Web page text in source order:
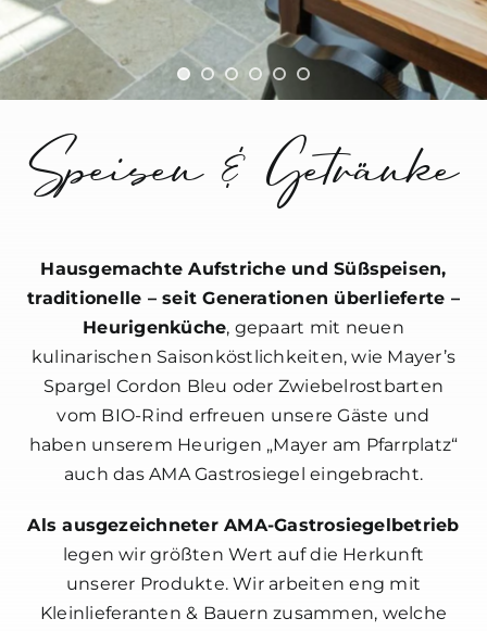
Speisen & Getränke
Hausgemachte Aufstriche und Süßspeisen,
traditionelle – seit Generationen überlieferte –
Heurigenküche, gepaart mit neuen
kulinarischen Saisonköstlichkeiten, wie Mayer’s
Spargel Cordon Bleu oder Zwiebelrostbarten
vom BIO-Rind erfreuen unsere Gäste und
haben unserem Heurigen „Mayer am Pfarrplatz“
auch das AMA Gastrosiegel eingebracht.
Als ausgezeichneter AMA-Gastrosiegelbetrieb
legen wir größten Wert auf die Herkunft
unserer Produkte. Wir arbeiten eng mit
Kleinlieferanten & Bauern zusammen, welche